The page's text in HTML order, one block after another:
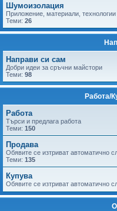
Шумоизолация
Приложение, материали, технологии
Теми: 26
Направи си сам
Добри идеи за сръчни майстори
Теми: 98
Работа/
Работа
Tърси и предлага работа
Теми: 150
Продава
Обявите се изтриват автоматично
Теми: 135
Купува
Обявите се изтриват автоматично